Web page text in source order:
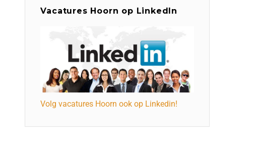
Vacatures Hoorn op LinkedIn
Volg vacatures Hoorn ook op Linkedin!